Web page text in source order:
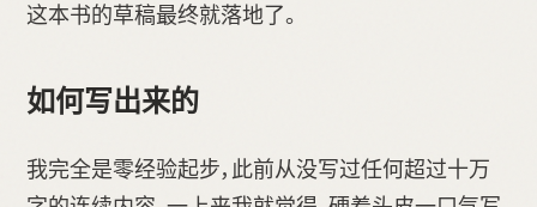
这本书的草稿最终就落地了。
如何写出来的
我完全是零经验起步，此前从没写过任何超过十万